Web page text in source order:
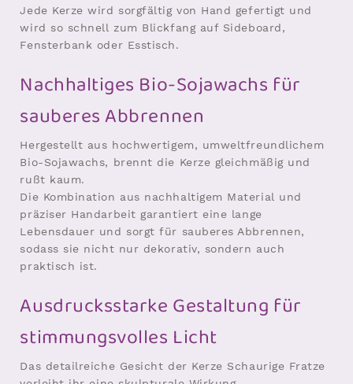
Jede Kerze wird sorgfältig von Hand gefertigt und
wird so schnell zum Blickfang auf Sideboard,
Fensterbank oder Esstisch.
Nachhaltiges Bio-Sojawachs für
sauberes Abbrennen
Hergestellt aus hochwertigem, umweltfreundlichem
Bio-Sojawachs, brennt die Kerze gleichmäßig und
rußt kaum.
Die Kombination aus nachhaltigem Material und
präziser Handarbeit garantiert eine lange
Lebensdauer und sorgt für sauberes Abbrennen,
sodass sie nicht nur dekorativ, sondern auch
praktisch ist.
Ausdrucksstarke Gestaltung für
stimmungsvolles Licht
Das detailreiche Gesicht der Kerze Schaurige Fratze